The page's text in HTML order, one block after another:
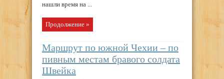
нашли время на ...
Продолжение »
Маршрут по южной Чехии – по
пивным местам бравого солдата
Швейка